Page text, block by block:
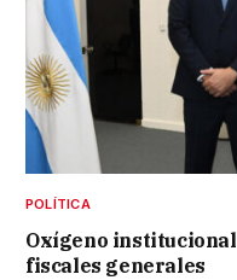
POLÍTICA
Oxígeno
fiscales generales